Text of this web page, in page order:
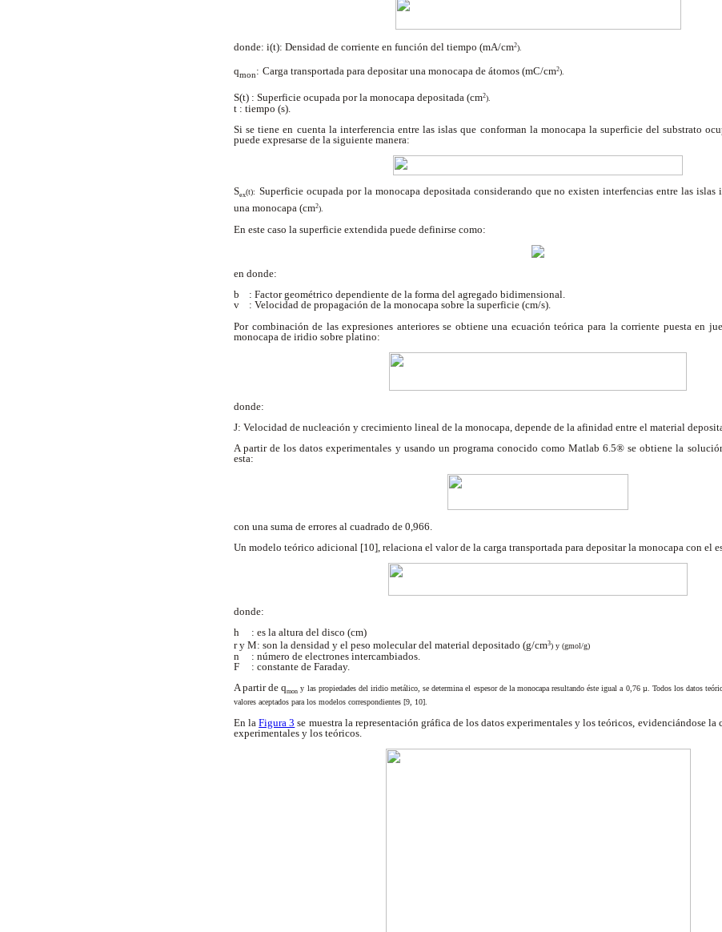
donde: i(t): Densidad de corriente en función del tiempo (mA/cm2).
qmon: Carga transportada para depositar una monocapa de átomos (mC/cm2).
S(t) : Superficie ocupada por la monocapa depositada (cm2).
t : tiempo (s).
Si se tiene en cuenta la interferencia entre las islas que conforman la monocapa la superficie del substrato
puede expresarse de la siguiente manera:
Sex(t): Superficie ocupada por la monocapa depositada considerando que no existen interfencias entre las
una monocapa (cm2).
En este caso la superficie extendida puede definirse como:
en donde:
b : Factor geométrico dependiente de la forma del agregado bidimensional.
v : Velocidad de propagación de la monocapa sobre la superficie (cm/s).
Por combinación de las expresiones anteriores se obtiene una ecuación teórica para la corriente puesta en
monocapa de iridio sobre platino:
donde:
J: Velocidad de nucleación y crecimiento lineal de la monocapa, depende de la afinidad entre el material
A partir de los datos experimentales y usando un programa conocido como Matlab 6.5® se obtiene la
esta:
con una suma de errores al cuadrado de 0,966.
Un modelo teórico adicional [10], relaciona el valor de la carga transportada para depositar la monocapa con el
donde:
h : es la altura del disco (cm)
r y M: son la densidad y el peso molecular del material depositado (g/cm3) y (gmol/g)
n : número de electrones intercambiados.
F : constante de Faraday.
A partir de qmon y las propiedades del iridio metálico, se determina el espesor de la monocapa resultando éste igual a 0,76 µ. Todos los datos
valores aceptados para los modelos correspondientes [9, 10].
En laFigura 3 se muestra la representación gráfica de los datos experimentales y los teóricos, evidenciándose la
experimentales y los teóricos.